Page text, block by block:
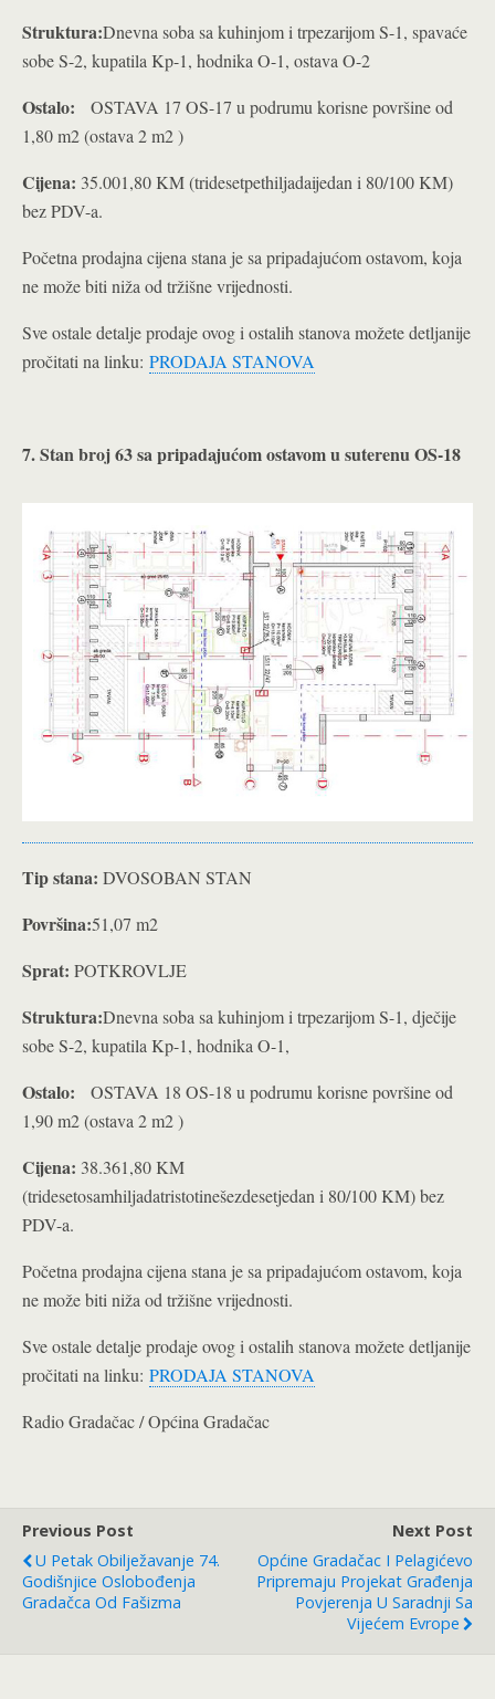
Struktura:Dnevna soba sa kuhinjom i trpezarijom S-1, spavaće
sobe S-2, kupatila Kp-1, hodnika O-1, ostava O-2
Ostalo: OSTAVA 17 OS-17 u podrumu korisne površine od
1,80 m2 (ostava 2 m2 )
Cijena: 35.001,80 KM (tridesetpethiljadaijedan i 80/100 KM)
bez PDV-a.
Početna prodajna cijena stana je sa pripadajućom ostavom, koja
ne može biti niža od tržišne vrijednosti.
Sve ostale detalje prodaje ovog i ostalih stanova možete detljanije
pročitati na linku: PRODAJA STANOVA
7. Stan broj 63 sa pripadajućom ostavom u suterenu OS-18
Tip stana: DVOSOBAN STAN
Površina:51,07 m2
Sprat: POTKROVLJE
Struktura:Dnevna soba sa kuhinjom i trpezarijom S-1, dječije
sobe S-2, kupatila Kp-1, hodnika O-1,
Ostalo: OSTAVA 18 OS-18 u podrumu korisne površine od
1,90 m2 (ostava 2 m2 )
Cijena: 38.361,80 KM
(tridesetosamhiljadatristotinešezdesetjedan i 80/100 KM) bez
PDV-a.
Početna prodajna cijena stana je sa pripadajućom ostavom, koja
ne može biti niža od tržišne vrijednosti.
Sve ostale detalje prodaje ovog i ostalih stanova možete detljanije
pročitati na linku: PRODAJA STANOVA
Radio Gradačac / Općina Gradačac
Previous Post
U Petak Obilježavanje 74.
Godišnjice Oslobođenja
Gradačca Od Fašizma
Next Post
Općine Gradačac I Pelagićevo
Pripremaju Projekat Građenja
Povjerenja U Saradnji Sa
Vijećem Evrope